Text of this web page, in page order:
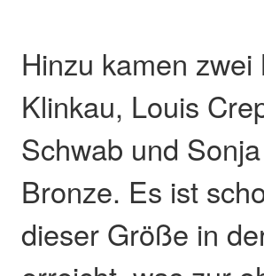
Hinzu kamen
Klinkau, Louis
Schwab und
Bronze. Es ist
dieser Größe in